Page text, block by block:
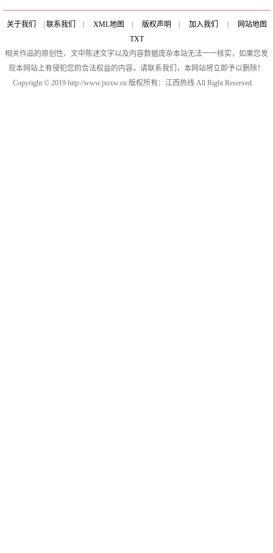
关于我们 联系我们 XML地图 版权声明 加入我们
网站地图
TXT
相关作品的原创性、文中陈述文字以及内容数据庞杂本站无法一一核实，如果您发
现本网站上有侵犯您的合法权益的内容，请联系我们，本网站将立即予以删除！
Copyright © 2019 http://www.jxrxw.cn 版权所有：江西热线 All Right Reserved.